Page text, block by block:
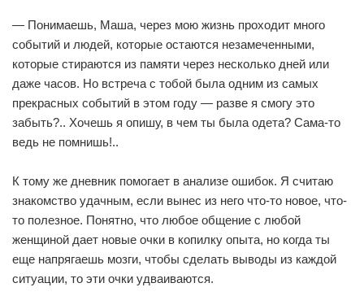
— Понимаешь, Маша, через мою жизнь проходит много
событий и людей, которые остаются незамеченными,
которые стираются из памяти через несколько дней или
даже часов. Но встреча с тобой была одним из самых
прекрасных событий в этом году — разве я смогу это
забыть?.. Хочешь я опишу, в чем ты была одета? Сама-то
ведь не помнишь!..
К тому же дневник помогает в анализе ошибок. Я считаю
знакомство удачным, если вынес из него что-то новое, что-
то полезное. Понятно, что любое общение с любой
женщиной дает новые очки в копилку опыта, но когда ты
еще напрягаешь мозги, чтобы сделать выводы из каждой
ситуации, то эти очки удваиваются.